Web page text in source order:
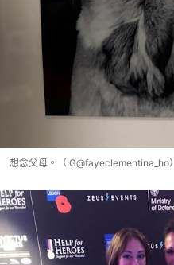
想念父母。（IG@fayeclementina_ho）